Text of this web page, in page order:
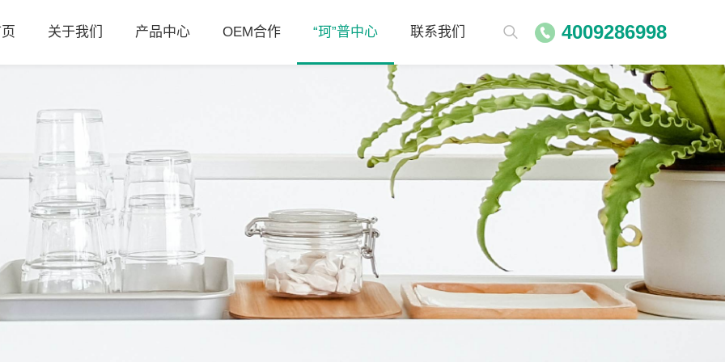
关于我们 产品中心 OEM合作 “珂”普中心 联系我们 4009286998